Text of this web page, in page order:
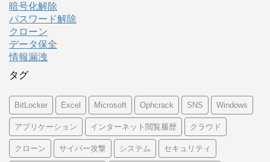
暗号化解除
パスワード解除
クローン
データ保全
情報漏洩
タグ
BitLocker Excel Microsoft Ophcrack SNS Windows
アプリケーション インターネット閲覧履歴 クラウド
クローン サイバー攻撃 システム セキュリティ